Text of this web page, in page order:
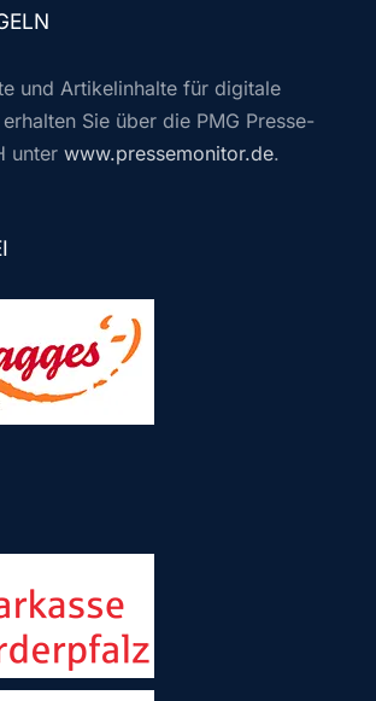
und Artikelinhalte für digitale
Sie über die PMG Presse-
unter www.pressemonitor.de.